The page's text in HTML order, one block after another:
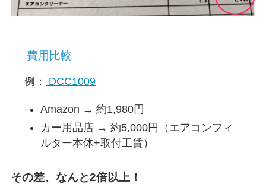
費用比較
例： DCC1009
Amazon → 約1,980円
カー用品店 → 約5,000円（エアコンフィ
ルター本体+取付工賃）
その差、なんと2倍以上！